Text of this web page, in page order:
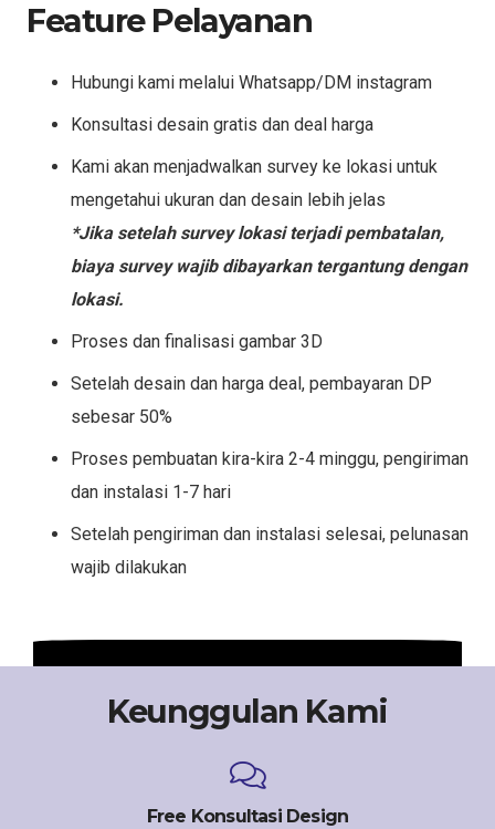
Feature Pelayanan
Hubungi kami melalui Whatsapp/DM instagram
Konsultasi desain gratis dan deal harga
Kami akan menjadwalkan survey ke lokasi untuk
mengetahui ukuran dan desain lebih jelas
*Jika setelah survey lokasi terjadi pembatalan,
biaya survey wajib dibayarkan tergantung dengan
lokasi.
Proses dan finalisasi gambar 3D
Setelah desain dan harga deal, pembayaran DP
sebesar 50%
Proses pembuatan kira-kira 2-4 minggu, pengiriman
dan instalasi 1-7 hari
Setelah pengiriman dan instalasi selesai, pelunasan
wajib dilakukan
Keunggulan Kami
Free Konsultasi Design